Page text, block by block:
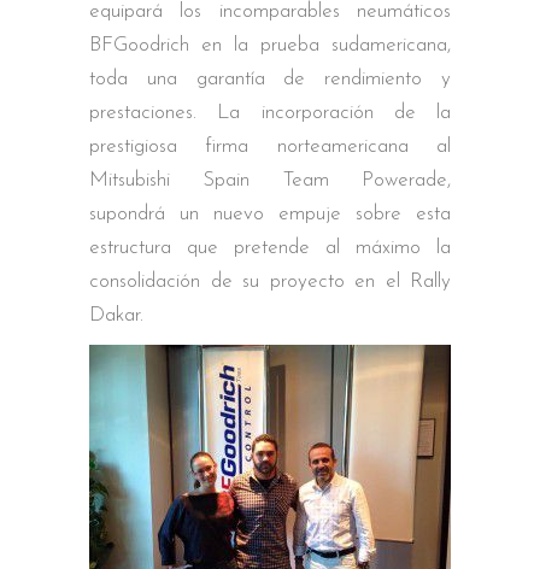
equipará los incomparables neumáticos
BFGoodrich en la prueba sudamericana,
toda una garantía de rendimiento y
prestaciones. La incorporación de la
prestigiosa firma norteamericana al
Mitsubishi Spain Team Powerade,
supondrá un nuevo empuje sobre esta
estructura que pretende al máximo la
consolidación de su proyecto en el Rally
Dakar.